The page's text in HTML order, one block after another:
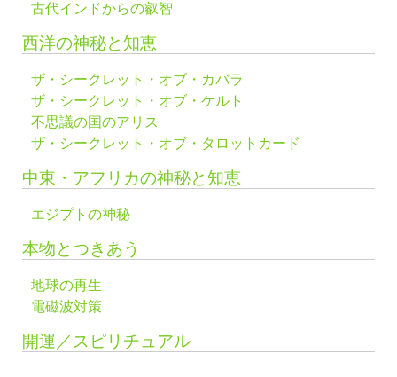
古代インドからの叡智
西洋の神秘と知恵
ザ・シークレット・オブ・カバラ
ザ・シークレット・オブ・ケルト
不思議の国のアリス
ザ・シークレット・オブ・タロットカード
中東・アフリカの神秘と知恵
エジプトの神秘
本物とつきあう
地球の再生
電磁波対策
開運／スピリチュアル